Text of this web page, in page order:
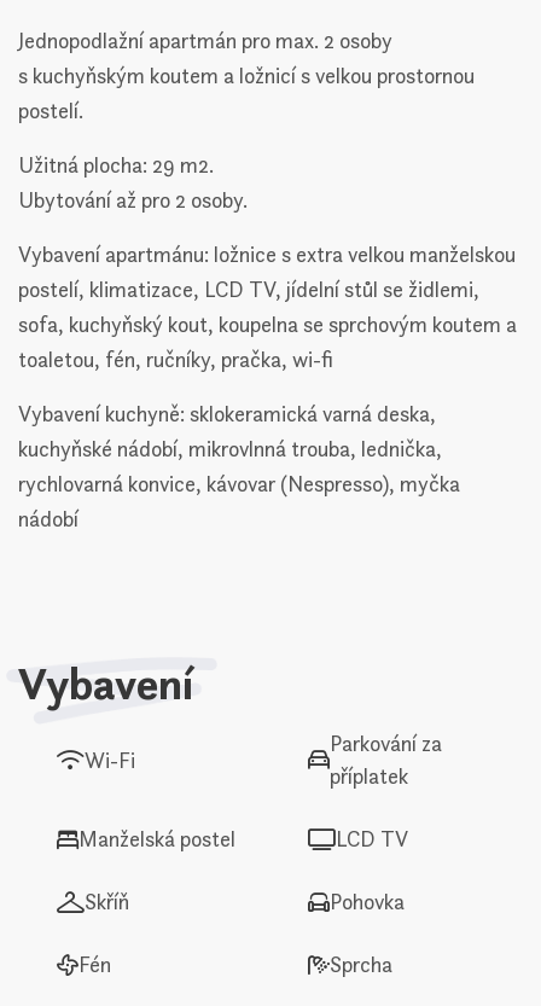
Jednopodlažní apartmán pro max. 2 osoby
s kuchyňským koutem a ložnicí s velkou prostornou
postelí.
Užitná plocha: 29 m2.
Ubytování až pro 2 osoby.
Vybavení apartmánu: ložnice s extra velkou manželskou
postelí, klimatizace, LCD TV, jídelní stůl se židlemi,
sofa, kuchyňský kout, koupelna se sprchovým koutem a
toaletou, fén, ručníky, pračka, wi-fi
Vybavení kuchyně: sklokeramická varná deska,
kuchyňské nádobí, mikrovlnná trouba, lednička,
rychlovarná konvice, kávovar (Nespresso), myčka
nádobí
Vybavení
Wi-Fi
Parkování za
příplatek
Manželská postel LCD TV
Skříň Pohovka
Fén Sprcha